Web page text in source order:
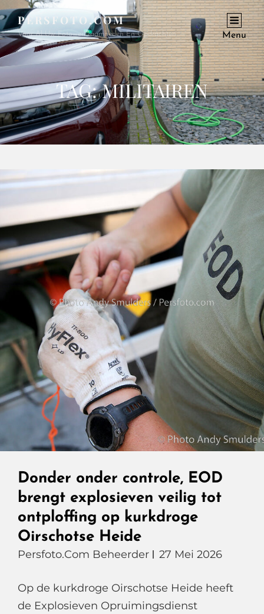
PERSFOTO.COM
Voor Al Uw Fotowerkzaamheden En Opdrachten Menu
TAG:MILITAIREN
Donder onder controle, EOD
brengt explosieven veilig tot
ontploffing op kurkdroge
Oirschotse Heide
Persfoto.com Beheerder 27 Mei 2026
Op de kurkdroge Oirschotse Heide heeft
de Explosieven Opruimingsdienst